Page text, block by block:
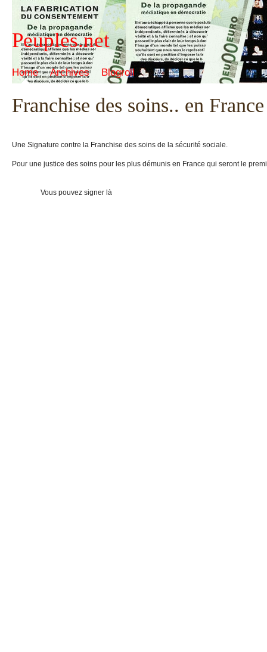
Peuples.net
Home Archives Blogroll
Franchise des soins.. en France
Une Signature contre la Franchise des soins de la sécurité sociale.
Pour une justice des soins pour les plus démunis en France qui seront le
Vous pouvez signer là